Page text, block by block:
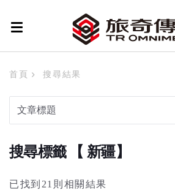
首頁 搜尋結果
搜尋標籤 【 新疆】
已找到21則相關結果